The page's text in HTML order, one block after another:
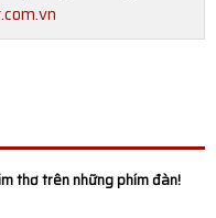
thơ trên những phím đàn!